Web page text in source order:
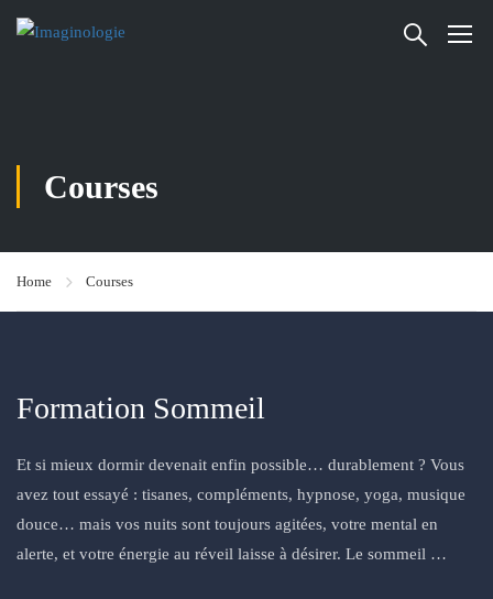
Courses
Home Courses
Formation Sommeil
Et si mieux dormir devenait enfin possible… durablement ? Vous
avez tout essayé : tisanes, compléments, hypnose, yoga, musique
douce… mais vos nuits sont toujours agitées, votre mental en
alerte, et votre énergie au réveil laisse à désirer. Le sommeil …